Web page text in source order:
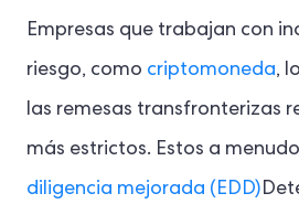
Empresas que trabajan con
riesgo, como criptomoneda,
las remesas transfronterizas
más estrictos. Estos a
diligencia mejorada (EDD)